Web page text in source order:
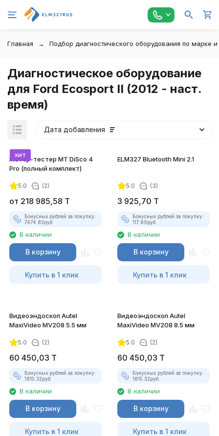
Главная Подбор диагностического оборудования по марке
Диагностическое оборудование
для Ford Ecosport II (2012 - наст.
время)
Дата добавления
хит
Мотор-тестер MT DiSco 4
Pro (полный комплект)
5.0 (2)
от 218 985,58 T
Бонусных рублей за покупку:
7474.83руб.
В наличии
В корзину
Купить в 1 клик
ELM327 Bluetooth Mini 2.1
5.0 (3)
3 925,70 T
Бонусных рублей за покупку:
117.89руб.
В наличии
В корзину
Купить в 1 клик
Видеоэндоскоп Autel
MaxiVideo MV208 5.5 мм
5.0 (2)
60 450,03 T
Бонусных рублей за покупку:
1815.32руб.
В наличии
В корзину
Купить в 1 клик
Видеоэндоскоп Autel
MaxiVideo MV208 8.5 мм
5.0 (2)
60 450,03 T
Бонусных рублей за покупку:
1815.32руб.
В наличии
В корзину
Купить в 1 клик